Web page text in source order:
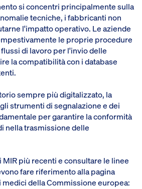
si concentri principalmente sulla
tecniche, i fabbricanti non
l'impatto operativo. Le aziende
le proprie procedure
di lavoro per l'invio delle
la compatibilità con i database
sempre più digitalizzato, la
strumenti di segnalazione e dei
per garantire la conformità
nella trasmissione delle
più recenti e consultare le linee
fare riferimento alla pagina
della Commissione europea: